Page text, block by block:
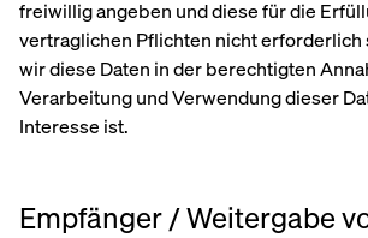
freiwillig angeben und diese für die
vertraglichen Pflichten nicht erforderlich
wir diese Daten in der berechtigten
Verarbeitung und Verwendung dieser
Interesse ist.
Empfänger / Weitergabe